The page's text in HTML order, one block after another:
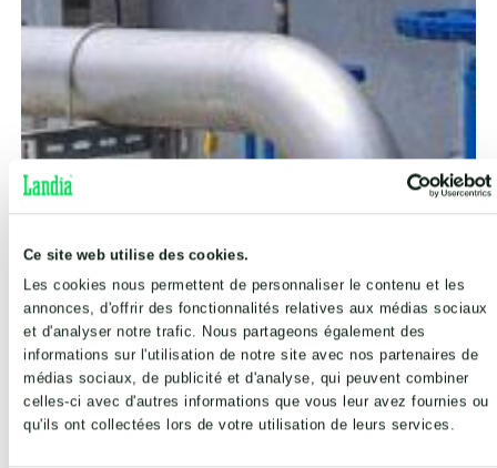
Ce site web utilise des cookies.
Les cookies nous permettent de personnaliser le contenu et les
annonces, d'offrir des fonctionnalités relatives aux médias sociaux
et d'analyser notre trafic. Nous partageons également des
informations sur l'utilisation de notre site avec nos partenaires de
médias sociaux, de publicité et d'analyse, qui peuvent combiner
celles-ci avec d'autres informations que vous leur avez fournies ou
qu'ils ont collectées lors de votre utilisation de leurs services.